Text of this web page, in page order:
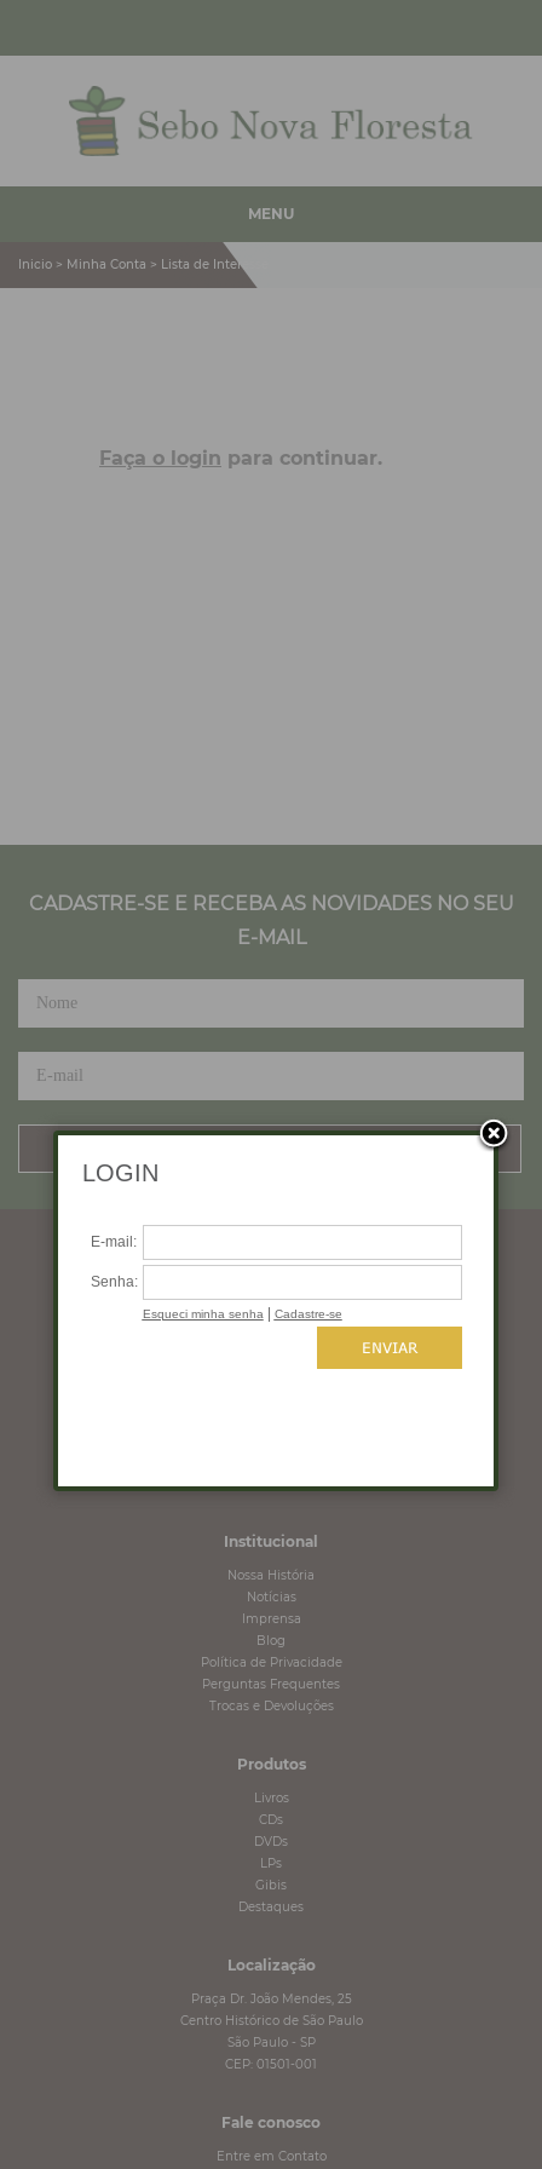
MENU
Inicio > Minha Conta > Lista de Interesse
Faça o login para continuar.
CADASTRE-SE E RECEBA AS NOVIDADES NO SEU
E-MAIL
Horários de funcionamento
Sexta: 10:00 às 18:00
Institucional
Nossa História
Notícias
Imprensa
Blog
Política de Privacidade
Perguntas Frequentes
Trocas e Devoluções
Produtos
Livros
CDs
DVDs
LPs
Gibis
Destaques
Localização
Praça Dr. João Mendes, 25
Centro Histórico de São Paulo
São Paulo - SP
CEP: 01501-001
Fale conosco
Entre em Contato